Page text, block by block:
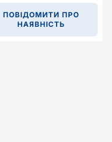
ПОВІДОМИТИ ПРО
НАЯВНІСТЬ